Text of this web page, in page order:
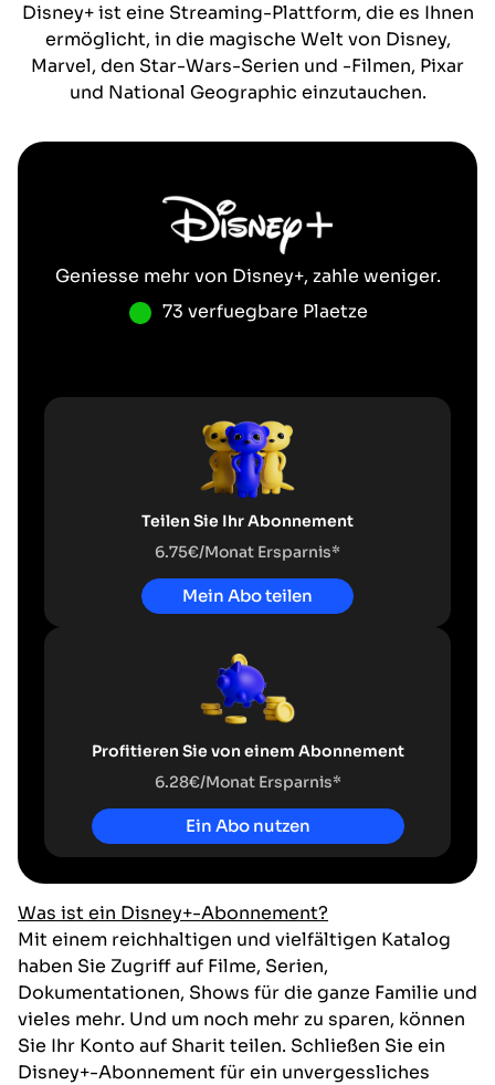
Disney+ ist eine Streaming-Plattform, die es Ihnen
ermöglicht, in die magische Welt von Disney,
Marvel, den Star-Wars-Serien und -Filmen, Pixar
und National Geographic einzutauchen.
Geniesse mehr von Disney+, zahle weniger.
73 verfuegbare Plaetze
Teilen Sie Ihr Abonnement
6.75€/Monat Ersparnis*
Mein Abo teilen
Profitieren Sie von einem Abonnement
6.28€/Monat Ersparnis*
Ein Abo nutzen
Was ist ein Disney+-Abonnement?
Mit einem reichhaltigen und vielfältigen Katalog
haben Sie Zugriff auf Filme, Serien,
Dokumentationen, Shows für die ganze Familie und
vieles mehr. Und um noch mehr zu sparen, können
Sie Ihr Konto auf Sharit teilen. Schließen Sie ein
Disney+-Abonnement für ein unvergessliches